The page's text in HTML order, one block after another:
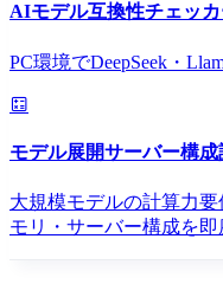
AIモデル互換性チェッ
PC環境でDeepSeek・
モデル展開サーバー構成
大規模モデルの計算力
モリ・サーバー構成を